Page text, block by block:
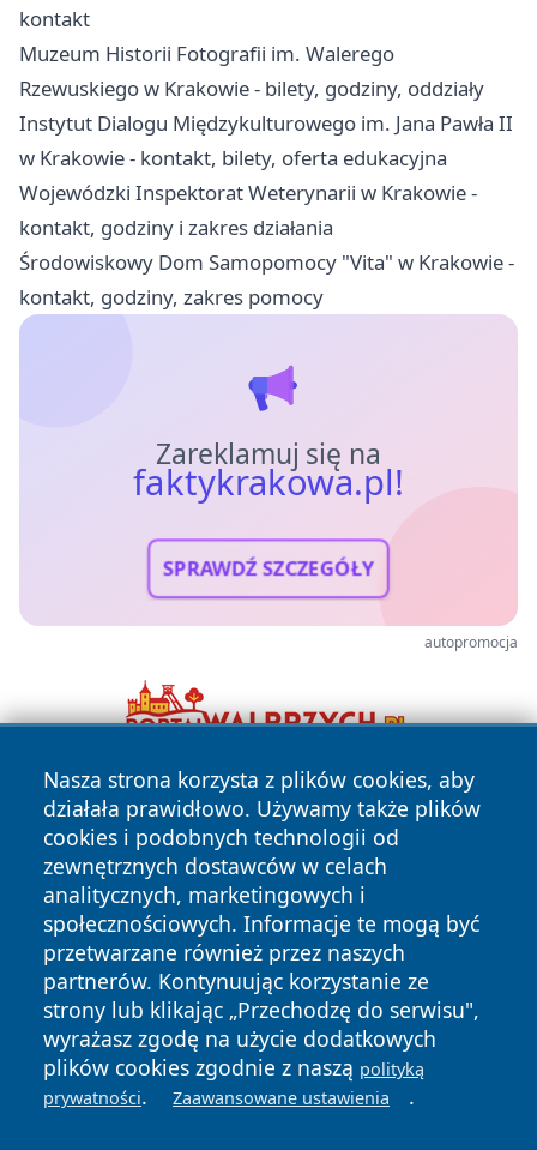
kontakt
Muzeum Historii Fotografii im. Walerego
Rzewuskiego w Krakowie - bilety, godziny, oddziały
Instytut Dialogu Międzykulturowego im. Jana Pawła II
w Krakowie - kontakt, bilety, oferta edukacyjna
Wojewódzki Inspektorat Weterynarii w Krakowie -
kontakt, godziny i zakres działania
Środowiskowy Dom Samopomocy "Vita" w Krakowie -
kontakt, godziny, zakres pomocy
Zareklamuj się na
faktykrakowa.pl!
SPRAWDŹ SZCZEGÓŁY
autopromocja
Nasza strona korzysta z plików cookies, aby
działała prawidłowo. Używamy także plików
cookies i podobnych technologii od
zewnętrznych dostawców w celach
analitycznych, marketingowych i
społecznościowych. Informacje te mogą być
przetwarzane również przez naszych
partnerów. Kontynuując korzystanie ze
strony lub klikając „Przechodzę do serwisu",
wyrażasz zgodę na użycie dodatkowych
plików cookies zgodnie z naszą polityką
prywatności. Zaawansowane ustawienia .
Copyright © 2026 faktykrakowa.pl Wszystkie prawa
zastrzeżone.
News Autorzy
Polityka
Prywatności
Polityka
Cookies